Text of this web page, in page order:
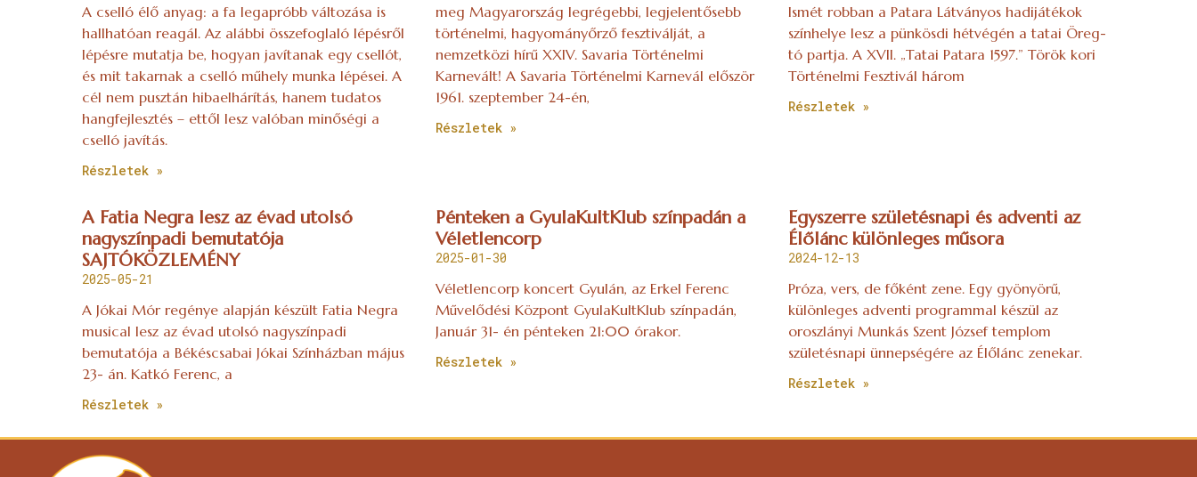
A cselló élő anyag: a fa legapróbb változása is
hallhatóan reagál. Az alábbi összefoglaló lépésről
lépésre mutatja be, hogyan javítanak egy csellót,
és mit takarnak a cselló műhely munka lépései. A
cél nem pusztán hibaelhárítás, hanem tudatos
hangfejlesztés – ettől lesz valóban minőségi a
cselló javítás.
Részletek »
meg Magyarország legrégebbi, legjelentősebb
történelmi, hagyományőrző fesztiválját, a
nemzetközi hírű XXIV. Savaria Történelmi
Karnevált! A Savaria Történelmi Karnevál először
1961. szeptember 24-én,
Részletek »
Ismét robban a Patara Látványos hadijátékok
színhelye lesz a pünkösdi hétvégén a tatai Öreg-
tó partja. A XVII. „Tatai Patara 1597.” Török kori
Történelmi Fesztivál három
Részletek »
A Fatia Negra lesz az évad utolsó
nagyszínpadi bemutatója
SAJTÓKÖZLEMÉNY
2025-05-21
A Jókai Mór regénye alapján készült Fatia Negra
musical lesz az évad utolsó nagyszínpadi
bemutatója a Békéscsabai Jókai Színházban május
23- án. Katkó Ferenc, a
Részletek »
Pénteken a GyulaKultKlub színpadán a
Véletlencorp
2025-01-30
Véletlencorp koncert Gyulán, az Erkel Ferenc
Művelődési Központ GyulaKultKlub színpadán,
Január 31- én pénteken 21:00 órakor.
Részletek »
Egyszerre születésnapi és adventi az
Élőlánc különleges műsora
2024-12-13
Próza, vers, de főként zene. Egy gyönyörű,
különleges adventi programmal készül az
oroszlányi Munkás Szent József templom
születésnapi ünnepségére az Élőlánc zenekar.
Részletek »